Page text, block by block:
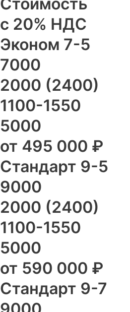
с 20% НДС
Эконом 7-5
7000
2000 (2400)
1100-1550
5000
от 495 000 ₽
Стандарт 9-5
9000
2000 (2400)
1100-1550
5000
от 590 000 ₽
Стандарт 9-7